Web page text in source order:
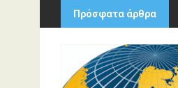
Περάστε
στο
περιεχόμενο
Πρόσφατα άρθρα